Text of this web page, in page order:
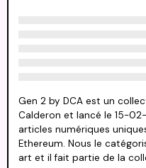
Gen 2 by DCA est un
Calderon et lancé le 15-
articles numériques
Ethereum. Nous le
art et il fait partie de la